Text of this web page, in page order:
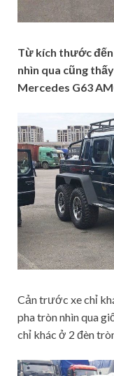
Từ kích thước đến
nhìn qua cũng
Mercedes G63
Cản trước xe chỉ
pha tròn nhìn qua
chỉ khác ở 2 đèn